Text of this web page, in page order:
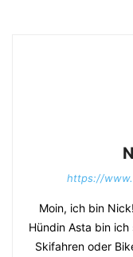
https://
Moin, ich bin
Hündin Asta bin ich
Skifahren oder